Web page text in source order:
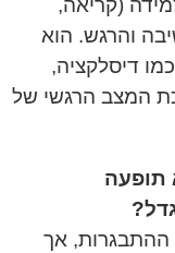
(קריאה,
והרגש. הוא
דיסלקציה,
המצב הרגשי של
תופעה
אך